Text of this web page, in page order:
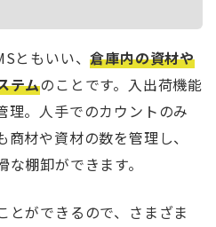
ともいい、倉庫内の資材や
テムのことです。入出荷機能
理。人手でのカウントのみ
材や資材の数を管理し、
棚卸ができます。
とができるので、さまざま